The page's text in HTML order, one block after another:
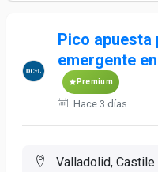
Pico apuesta
emergente
Premium
Hace 3 días
Valladolid, Castile